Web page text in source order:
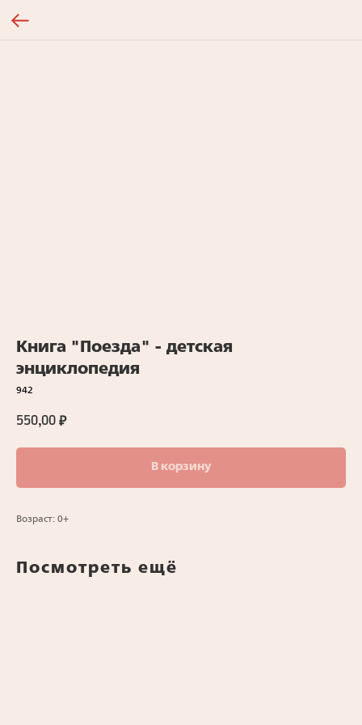
Книга "Поезда" - детская
энциклопедия
942
550,00 ₽
В корзину
Возраст: 0+
Посмотреть ещё